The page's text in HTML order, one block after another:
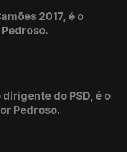
2017, é o
do PSD, é o
Pedroso.